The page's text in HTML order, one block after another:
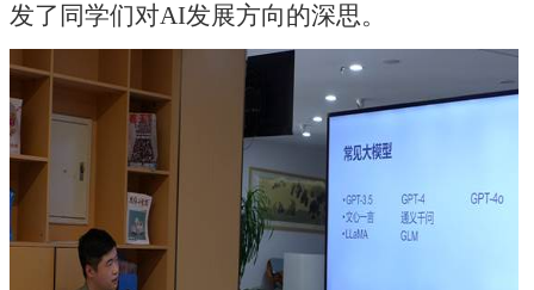
发了同学们对AI发展方向的深思。